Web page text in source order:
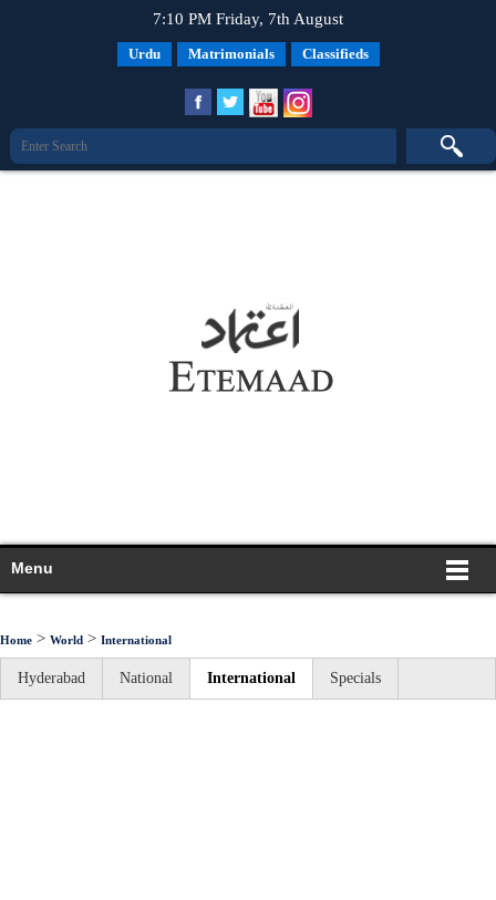
7:10 PM Friday, 7th August
Urdu Matrimonials Classifieds
Menu
Home > World > International
Hyderabad National International Specials